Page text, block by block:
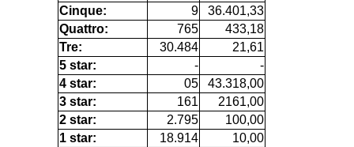
Cinque:
9
36.401,33
Quattro:
765
433,18
Tre:
30.484
21,61
5 star:
-
-
4 star:
05
43.318,00
3 star:
161
2161,00
2 star:
2.795
100,00
1 star:
18.914
10,00